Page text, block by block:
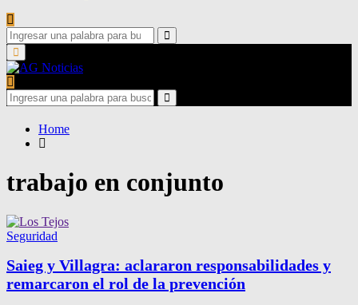
Search
for:
Search
Primary
Menu
Search
for:
Search
Home
trabajo en conjunto
Seguridad
Saieg y Villagra: aclararon responsabilidades y
remarcaron el rol de la prevención